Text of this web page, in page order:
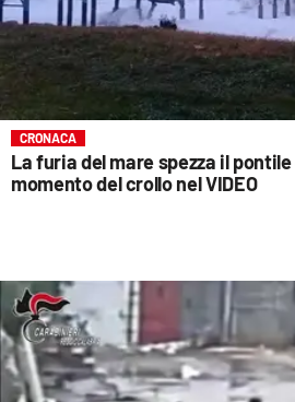
CRONACA
La furia del mare spezza il
momento del crollo nel VIDEO